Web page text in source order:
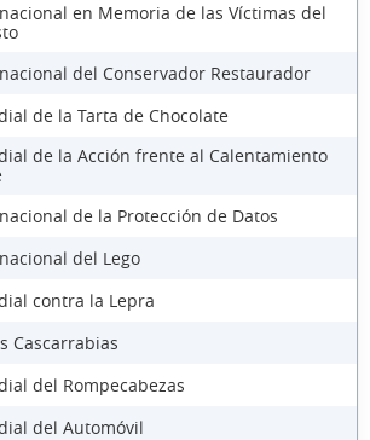
en Memoria de las Víctimas del
del Conservador Restaurador
de la Tarta de Chocolate
de la Acción frente al Calentamiento
de la Protección de Datos
del Lego
contra la Lepra
Cascarrabias
del Rompecabezas
del Automóvil